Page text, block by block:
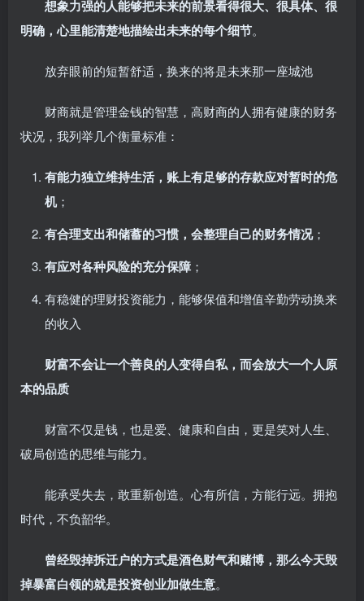
想象力强的人能够把未来的前景看得很大、很具体、很
明确，心里能清楚地描绘出未来的每个细节。
放弃眼前的短暂舒适，换来的将是未来那一座城池
财商就是管理金钱的智慧，高财商的人拥有健康的财务
状况，我列举几个衡量标准：
有能力独立维持生活，账上有足够的存款应对暂时的危
机；
有合理支出和储蓄的习惯，会整理自己的财务情况；
有应对各种风险的充分保障 ；
有稳健的理财投资能力，能够保值和增值辛勤劳动换来
的收入
财富不会让一个善良的人变得自私，而会放大一个人原
本的品质
财富不仅是钱，也是爱、健康和自由，更是笑对人生、
破局创造的思维与能力。
能承受失去，敢重新创造。心有所信，方能行远。拥抱
时代，不负韶华。
曾经毁掉拆迁户的方式是酒色财气和赌博，那么今天毁
掉暴富白领的就是投资创业加做生意。